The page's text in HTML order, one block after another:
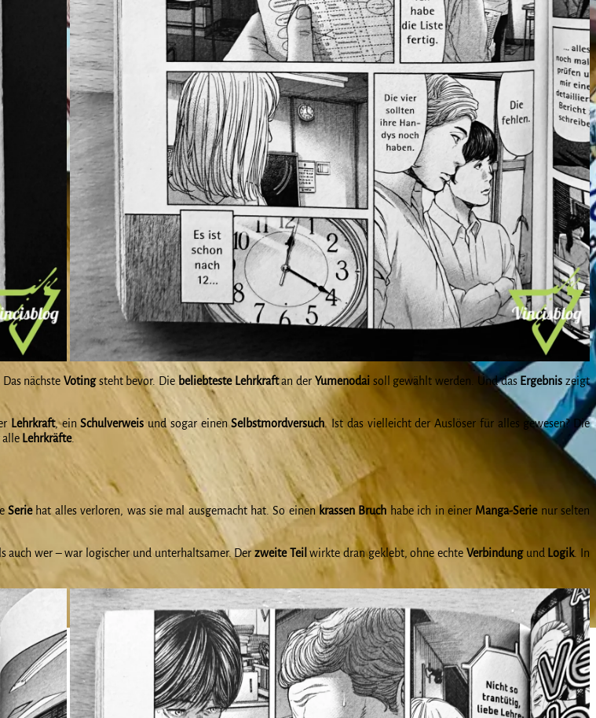
Das nächsteVotingsteht bevor. Die beliebteste Lehrkraftan der Yumenodai soll gewählt werden. Und das Ergebnis zeigt
Lehrkraft, einSchulverweis und sogar einenSelbstmordversuch. Ist das vielleicht der Auslöser für alles gewesen? Die
Lehrkräfte.
Seriehat alles verloren, was sie mal ausgemacht hat. So einen krassen Bruch habe ich in einer Manga-Serienur selten
wer – war logischer und unterhaltsamer. Der zweite Teil wirkte dran geklebt, ohne echteVerbindungund Logik. In